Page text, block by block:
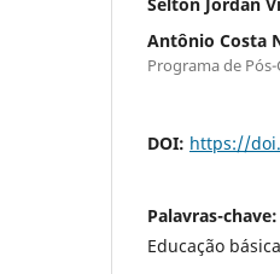
Antônio Costa
Programa de
DOI: https://
Palavras-chave:
Educação básica